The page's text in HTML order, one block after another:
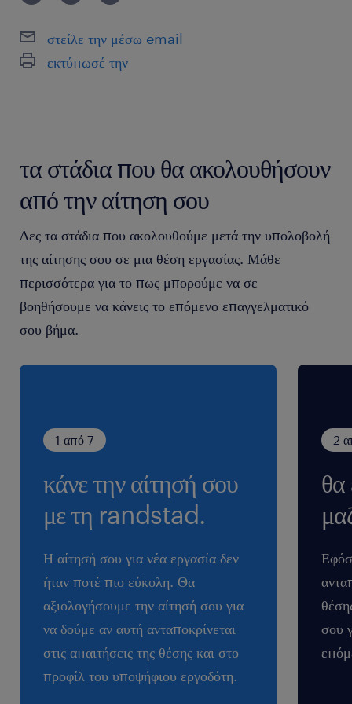
Έχεις απορίες; Μη διστάσεις να επικοινωνήσεις με την
hospitality@randstad.gr ή στο +30 695 2381 378.
επικοινωνούμε μόνο με τους/τις υποψηφίους/ες που
ανταποκρίνονται στις απαιτήσεις της θέσης προς στελέχωση
προκειμένου να οριστεί συνάντηση για συνέντευξη. Όλες οι
αιτήσεις θεωρούνται απόλυτα εμπιστευτικές.
στείλε την μέσω email
εκτύπωσέ την
τα στάδια που θα ακολουθήσουν
από την αίτηση σου
Δες τα στάδια που ακολουθούμε μετά την υπολοβολή
της αίτησης σου σε μια θέση εργασίας. Μάθε
περισσότερα για το πως μπορούμε να σε
βοηθήσουμε να κάνεις το επόμενο επαγγελματικό
σου βήμα.
1 από 7
κάνε την αίτησή σου
με τη randstad.
Η αίτησή σου για νέα εργασία δεν
ήταν ποτέ πιο εύκολη. Θα
αξιολογήσουμε την αίτησή σου για
να δούμε αν αυτή ανταποκρίνεται
στις απαιτήσεις της θέσης και στο
προφίλ του υποψήφιου εργοδότη.
2
θα
σου